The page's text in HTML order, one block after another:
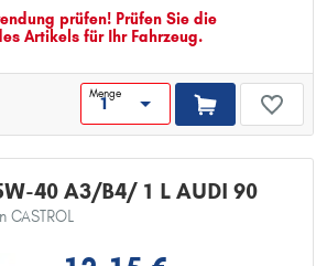
505 00
226.5
SP
prüfen! Prüfen Sie die
Artikels für Ihr Fahrzeug.
Menge
40 A3/B4/ 1 L AUDI 90
CASTROL